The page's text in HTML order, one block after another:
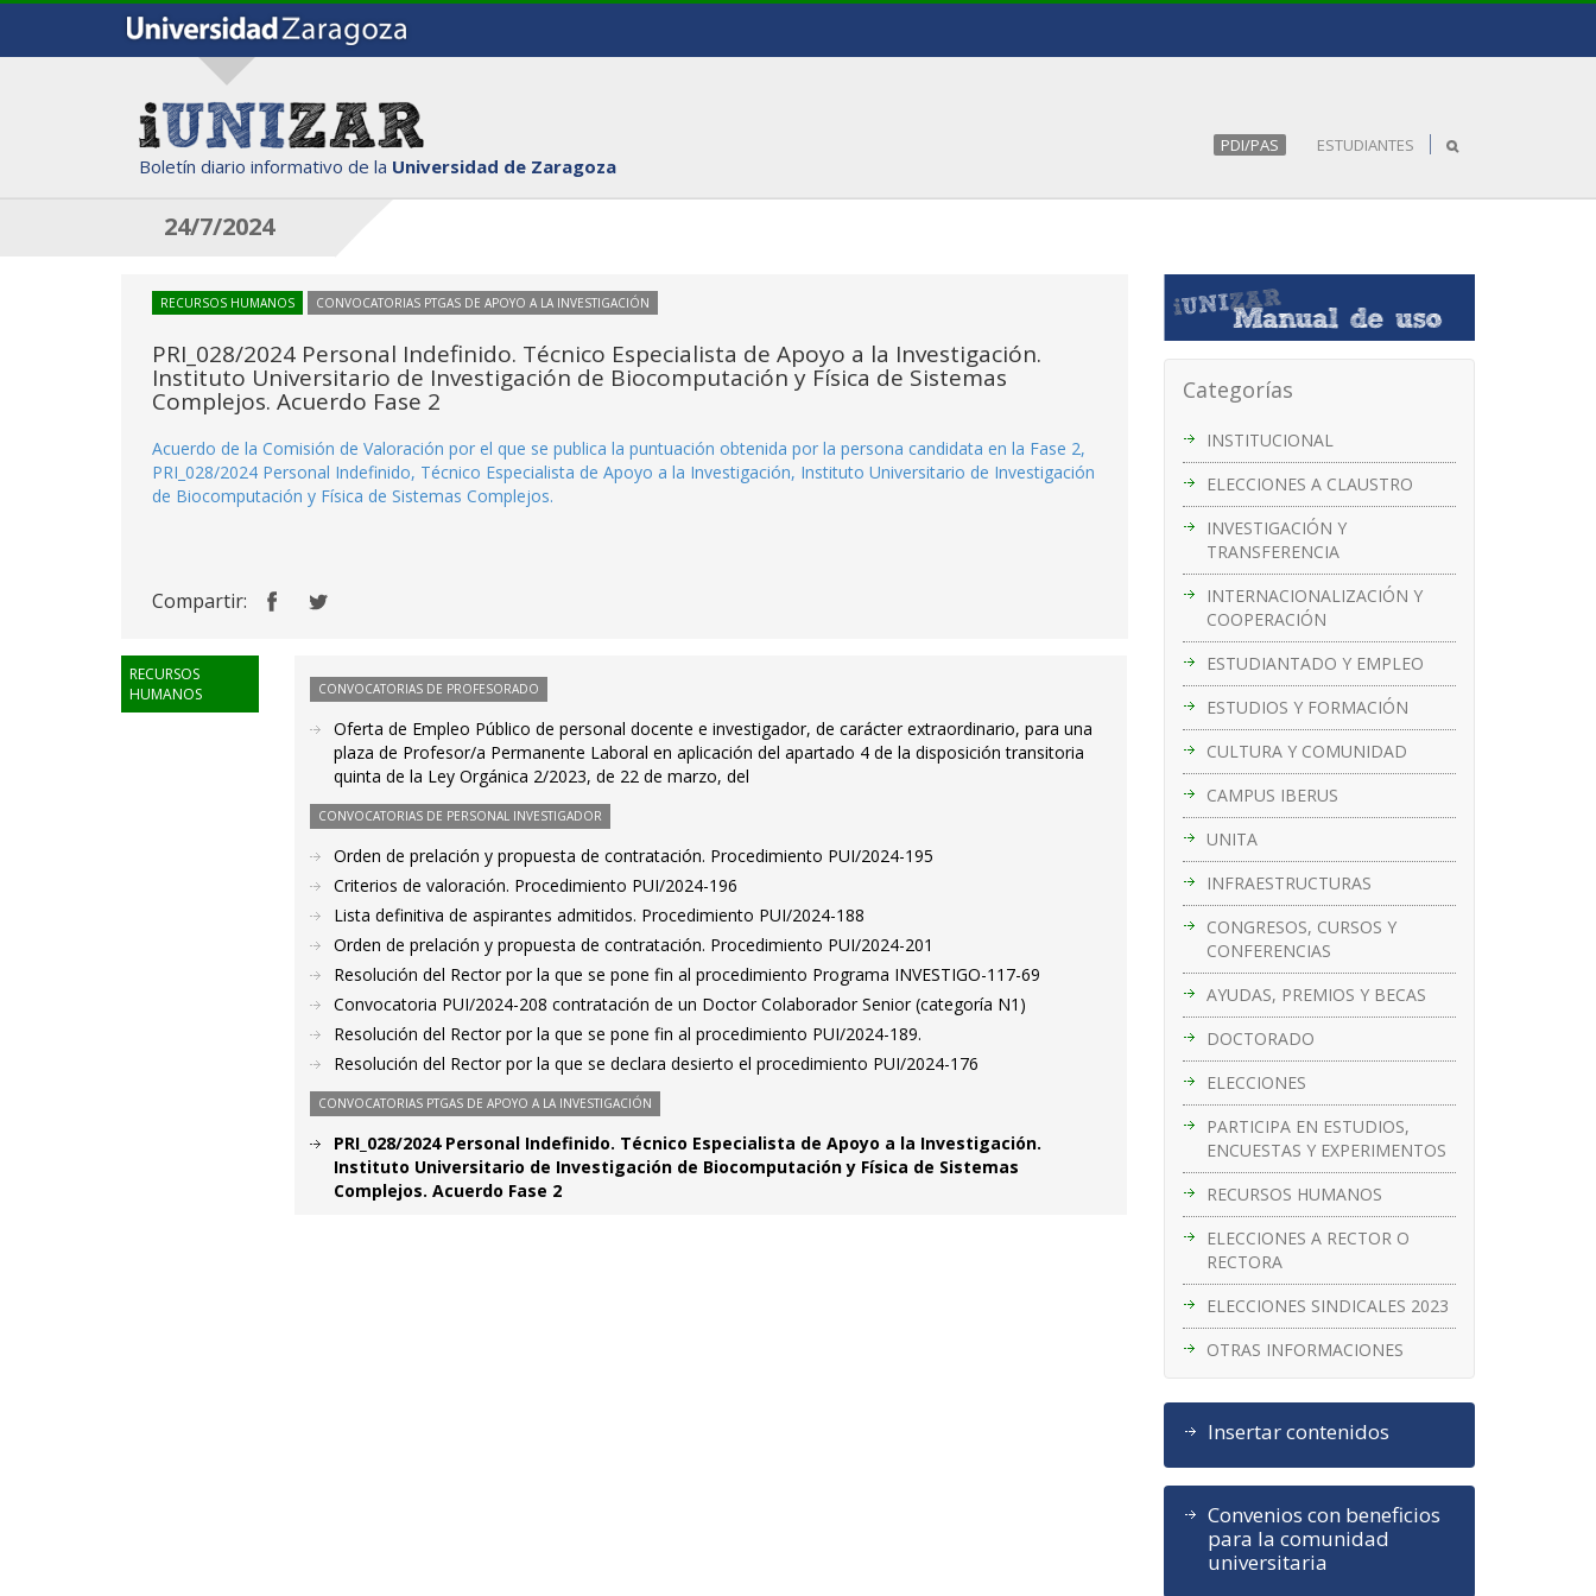
Boletín diario informativo de la Universidad de Zaragoza
PDI/PAS ESTUDIANTES
24/7/2024
Categorías
INSTITUCIONAL
ELECCIONES A CLAUSTRO
INVESTIGACIÓN Y
TRANSFERENCIA
INTERNACIONALIZACIÓN Y
COOPERACIÓN
ESTUDIANTADO Y EMPLEO
ESTUDIOS Y FORMACIÓN
CULTURA Y COMUNIDAD
CAMPUS IBERUS
UNITA
INFRAESTRUCTURAS
CONGRESOS, CURSOS Y
CONFERENCIAS
AYUDAS, PREMIOS Y BECAS
DOCTORADO
ELECCIONES
PARTICIPA EN ESTUDIOS,
ENCUESTAS Y EXPERIMENTOS
RECURSOS HUMANOS
ELECCIONES A RECTOR O
RECTORA
ELECCIONES SINDICALES 2023
OTRAS INFORMACIONES
Insertar contenidos
Convenios con beneficios
para la comunidad
universitaria
RECURSOS HUMANOS CONVOCATORIAS PTGAS DE APOYO A LA INVESTIGACIÓN
PRI_028/2024 Personal Indefinido. Técnico Especialista de Apoyo a la Investigación.
Instituto Universitario de Investigación de Biocomputación y Física de Sistemas
Complejos. Acuerdo Fase 2
Acuerdo de la Comisión de Valoración por el que se publica la puntuación obtenida por la persona candidata en la Fase 2,
PRI_028/2024 Personal Indefinido, Técnico Especialista de Apoyo a la Investigación, Instituto Universitario de Investigación
de Biocomputación y Física de Sistemas Complejos.
Compartir:
RECURSOS
HUMANOS
CONVOCATORIAS DE PROFESORADO
Oferta de Empleo Público de personal docente e investigador, de carácter extraordinario, para una
plaza de Profesor/a Permanente Laboral en aplicación del apartado 4 de la disposición transitoria
quinta de la Ley Orgánica 2/2023, de 22 de marzo, del
CONVOCATORIAS DE PERSONAL INVESTIGADOR
Orden de prelación y propuesta de contratación. Procedimiento PUI/2024-195
Criterios de valoración. Procedimiento PUI/2024-196
Lista definitiva de aspirantes admitidos. Procedimiento PUI/2024-188
Orden de prelación y propuesta de contratación. Procedimiento PUI/2024-201
Resolución del Rector por la que se pone fin al procedimiento Programa INVESTIGO-117-69
Convocatoria PUI/2024-208 contratación de un Doctor Colaborador Senior (categoría N1)
Resolución del Rector por la que se pone fin al procedimiento PUI/2024-189.
Resolución del Rector por la que se declara desierto el procedimiento PUI/2024-176
CONVOCATORIAS PTGAS DE APOYO A LA INVESTIGACIÓN
PRI_028/2024 Personal Indefinido. Técnico Especialista de Apoyo a la Investigación.
Instituto Universitario de Investigación de Biocomputación y Física de Sistemas
Complejos. Acuerdo Fase 2